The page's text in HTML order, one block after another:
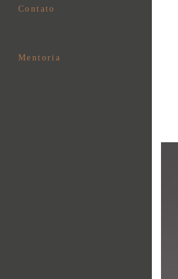
Contato
Mentoria